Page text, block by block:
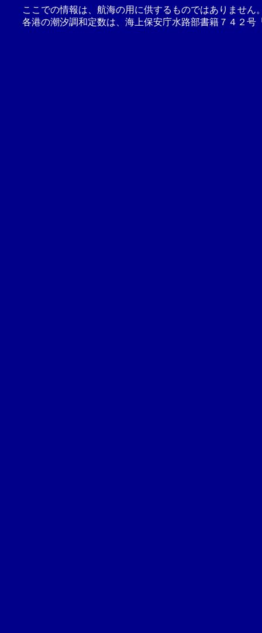
ここでの情報は、航海の用に供するものではありませ
各港の潮汐調和定数は、海上保安庁水路部書籍７４２